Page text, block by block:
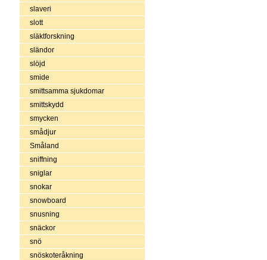
slaveri
slott
släktforskning
sländor
slöjd
smide
smittsamma sjukdomar
smittskydd
smycken
smådjur
Småland
sniffning
sniglar
snokar
snowboard
snusning
snäckor
snö
snöskoteråkning